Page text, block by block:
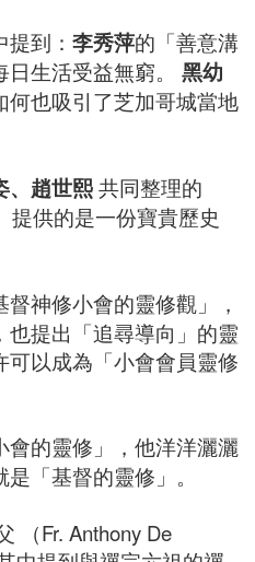
到： 李秀萍的「善意溝
生活受益無窮。 黑幼
何也吸引了芝加哥城當地
、趙世熙共同整理的
提供的是一份寶貴歷史
神修小會的靈修觀」，
提出「追尋導向」的靈
以成為「小會會員靈修
會的靈修」，他洋洋灑灑
「基督的靈修」。
（Fr. Anthony De